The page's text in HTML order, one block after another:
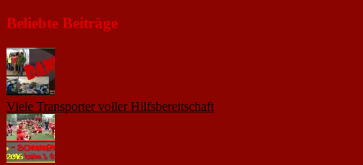
Beliebte Beiträge
Viele Transporter voller Hilfsbereitschaft